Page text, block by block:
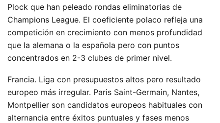
Plock que han peleado rondas eliminatorias de
Champions League. El coeficiente polaco refleja una
competición en crecimiento con menos profundidad
que la alemana o la española pero con puntos
concentrados en 2-3 clubes de primer nivel.
Francia. Liga con presupuestos altos pero resultado
europeo más irregular. Paris Saint-Germain, Nantes,
Montpellier son candidatos europeos habituales con
alternancia entre éxitos puntuales y fases menos